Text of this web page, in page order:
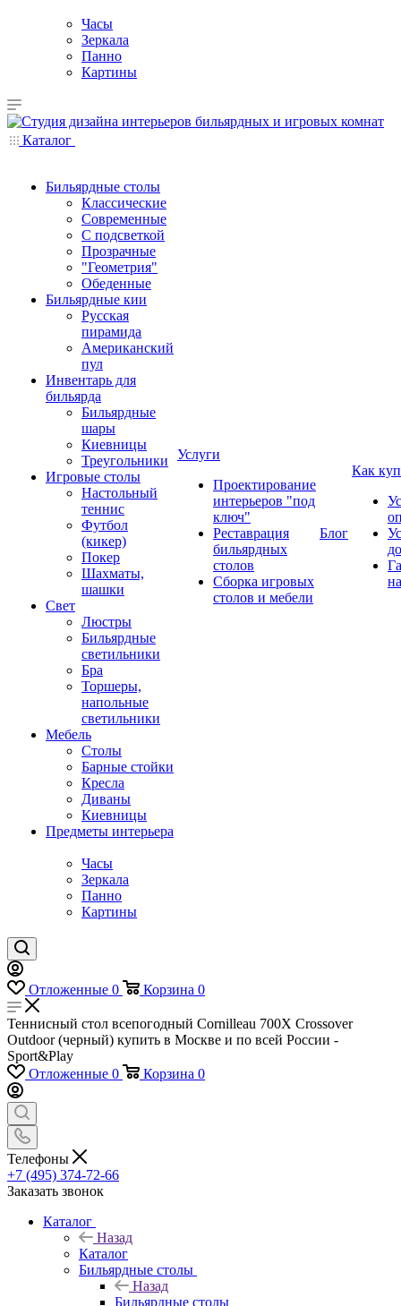
Часы
Зеркала
Панно
Картины
Каталог
Бильярдные столы
Классические
Современные
С подсветкой
Прозрачные
"Геометрия"
Обеденные
Бильярдные кии
Русская
пирамида
Американский
пул
Инвентарь для
бильярда
Бильярдные
шары
Киевницы
Треугольники
Игровые столы
Настольный
теннис
Футбол
(кикер)
Покер
Шахматы,
шашки
Свет
Люстры
Бильярдные
светильники
Бра
Торшеры,
напольные
светильники
Мебель
Столы
Барные стойки
Кресла
Диваны
Киевницы
Предметы интерьера
Часы
Зеркала
Панно
Картины
Услуги
Проектирование
интерьеров "под
ключ"
Реставрация
бильярдных
столов
Сборка игровых
столов и мебели
Блог
Как
Отложенные 0 Корзина 0
Теннисный стол всепогодный Cornilleau 700X Crossover
Outdoor (черный) купить в Москве и по всей России -
Sport&Play
Отложенные 0 Корзина 0
Телефоны
+7 (495) 374-72-66
Заказать звонок
Каталог
Назад
Каталог
Бильярдные столы
Назад
Бильярдные столы